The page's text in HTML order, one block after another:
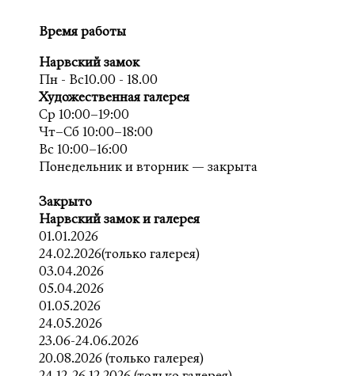
Время работы
Нарвский замок
Пн - Вс10.00 - 18.00
Художественная галерея
Ср 10:00–19:00
Чт–Сб 10:00–18:00
Вс 10:00–16:00
Понедельник и вторник — закрыта
Закрыто
Нарвский замок и галерея
01.01.2026
24.02.2026(только галерея)
03.04.2026
05.04.2026
01.05.2026
24.05.2026
23.06-24.06.2026
20.08.2026 (только галерея)